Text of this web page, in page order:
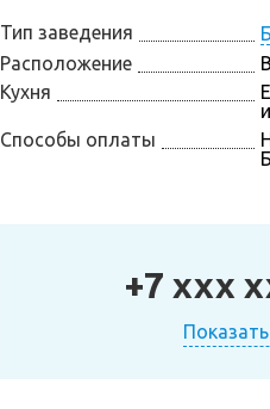
Тип заведения
Расположение
Кухня
Способы оплаты
+7 xxx